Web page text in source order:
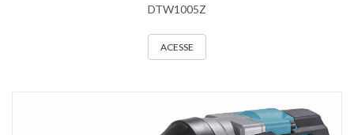
DTW1005Z
ACESSE